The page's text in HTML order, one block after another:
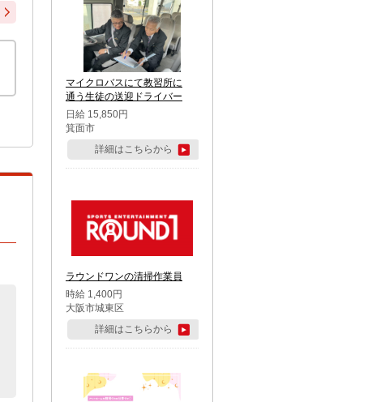
マイクロバスにて教習所に
通う生徒の送迎ドライバー
日給 15,850円
箕面市
詳細はこちらから
ラウンドワンの清掃作業員
時給 1,400円
大阪市城東区
詳細はこちらから